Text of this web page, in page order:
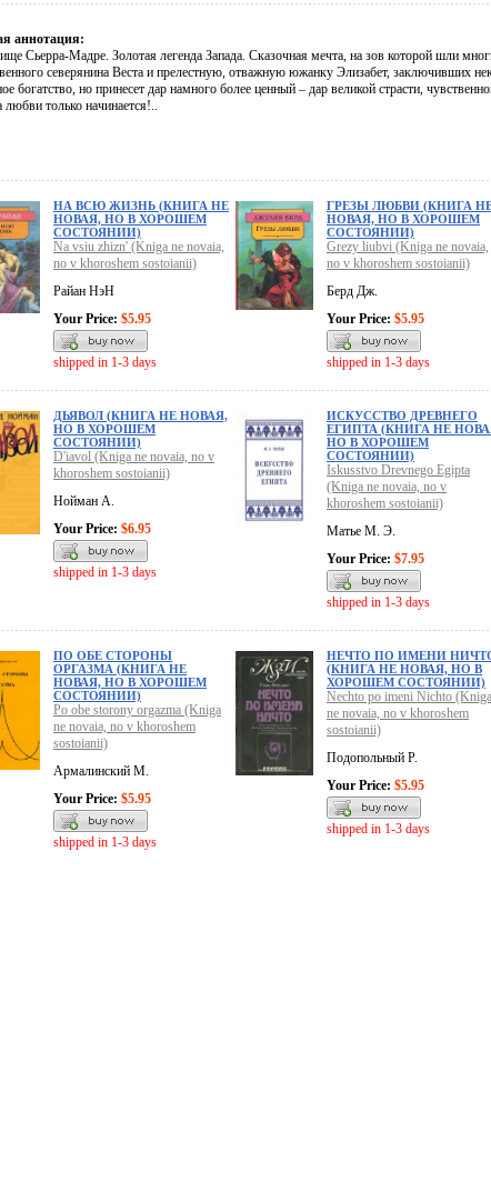
аннотация:
Сьерра-Мадре. Золотая легенда Запада. Сказочная мечта, на зов которой шли
северянина Веста и прелестную, отважную южанку Элизабет, заключивших
богатство, но принесет дар намного более ценный – дар великой страсти,
любви только начинается!..
НА ВСЮ ЖИЗНЬ (КНИГА НЕ
НОВАЯ, НО В ХОРОШЕМ
СОСТОЯНИИ)
Na vsiu zhizn' (Kniga ne novaia,
no v khoroshem sostoianii)
Райан НэН
Your Price: $5.95
shipped in 1-3 days
ГРЕЗЫ ЛЮБВИ (КНИГА
НОВАЯ, НО В ХОРОШЕМ
СОСТОЯНИИ)
Grezy liubvi (Kniga ne novaia,
no v khoroshem sostoianii)
Берд Дж.
Your Price: $5.95
shipped in 1-3 days
ДЬЯВОЛ (КНИГА НЕ НОВАЯ,
НО В ХОРОШЕМ
СОСТОЯНИИ)
D'iavol (Kniga ne novaia, no v
khoroshem sostoianii)
Нойман А.
Your Price: $6.95
shipped in 1-3 days
ИСКУССТВО ДРЕВНЕГО
ЕГИПТА (КНИГА НЕ
НО В ХОРОШЕМ
СОСТОЯНИИ)
Iskusstvo Drevnego Egipta
(Kniga ne novaia, no v
khoroshem sostoianii)
Матье М. Э.
Your Price: $7.95
shipped in 1-3 days
ПО ОБЕ СТОРОНЫ
ОРГАЗМА (КНИГА НЕ
НОВАЯ, НО В ХОРОШЕМ
СОСТОЯНИИ)
Po obe storony orgazma (Kniga
ne novaia, no v khoroshem
sostoianii)
Армалинский М.
Your Price: $5.95
shipped in 1-3 days
НЕЧТО ПО ИМЕНИ
(КНИГА НЕ НОВАЯ, НО В
ХОРОШЕМ СОСТОЯНИИ)
Nechto po imeni Nichto (Kniga
ne novaia, no v khoroshem
sostoianii)
Подопольный Р.
Your Price: $5.95
shipped in 1-3 days